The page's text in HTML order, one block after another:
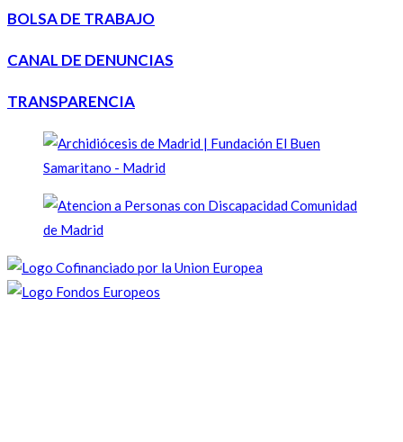
BOLSA DE TRABAJO
CANAL DE DENUNCIAS
TRANSPARENCIA